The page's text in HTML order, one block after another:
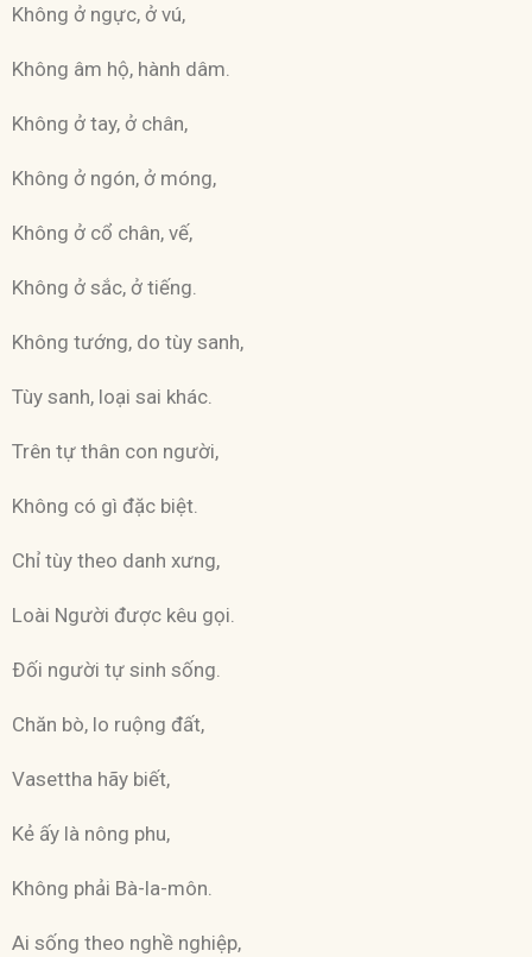
Không ở ngực, ở vú,
Không âm hộ, hành dâm.
Không ở tay, ở chân,
Không ở ngón, ở móng,
Không ở cổ chân, vế,
Không ở sắc, ở tiếng.
Không tướng, do tùy sanh,
Tùy sanh, loại sai khác.
Trên tự thân con người,
Không có gì đặc biệt.
Chỉ tùy theo danh xưng,
Loài Người được kêu gọi.
Ðối người tự sinh sống.
Chăn bò, lo ruộng đất,
Vasettha hãy biết,
Kẻ ấy là nông phu,
Không phải Bà-la-môn.
Ai sống theo nghề nghiệp,